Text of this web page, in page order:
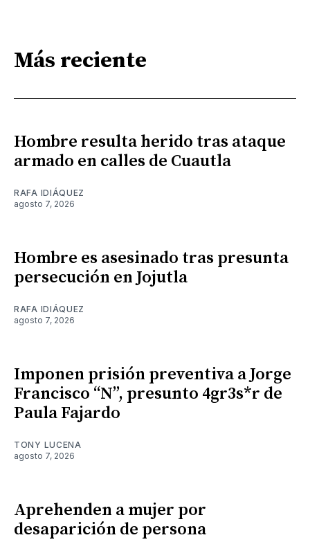
Más reciente
Hombre resulta herido tras ataque
armado en calles de Cuautla
RAFA IDIÁQUEZ
agosto 7, 2026
Hombre es asesinado tras presunta
persecución en Jojutla
RAFA IDIÁQUEZ
agosto 7, 2026
Imponen prisión preventiva a Jorge
Francisco “N”, presunto 4gr3s*r de
Paula Fajardo
TONY LUCENA
agosto 7, 2026
Aprehenden a mujer por
desaparición de persona